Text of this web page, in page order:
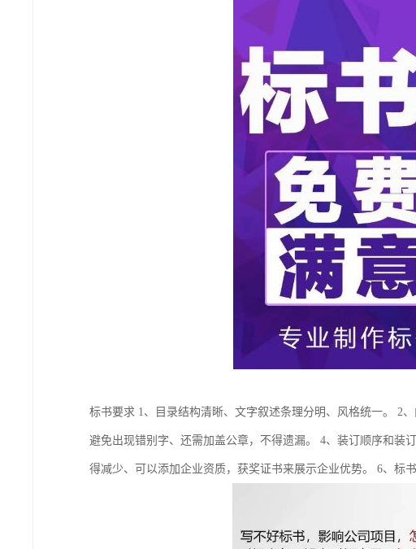
标书要求 1、目录结构清晰、文字叙述条理分明、风格统一。 2
避免出现错别字、还需加盖公章，不得遗漏。 4、装订顺序和装
得减少、可以添加企业资质，获奖证书来展示企业优势。 6、标